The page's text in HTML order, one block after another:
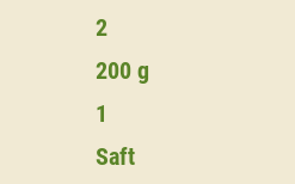
2
200 g
1
Saft